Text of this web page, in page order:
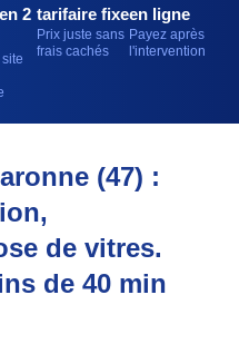
2 tarifaire fixe
Prix juste sans
frais cachés
en ligne
Payez après
l'intervention
(47) :
de vitres.
de 40 min